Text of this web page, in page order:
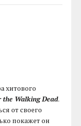
хитового
the Walking Dead.
от своего
покажет он